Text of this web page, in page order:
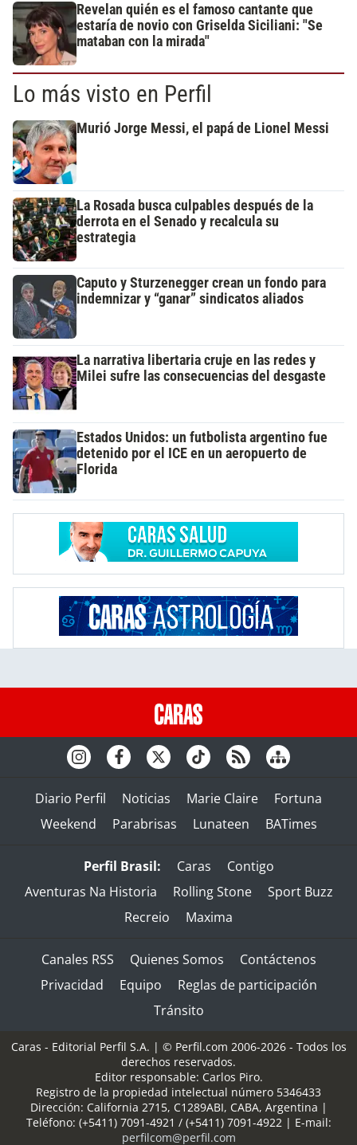
Revelan quién es el famoso cantante que
estaría de novio con Griselda Siciliani: "Se
mataban con la mirada"
Lo más visto en Perfil
Murió Jorge Messi, el papá de Lionel Messi
La Rosada busca culpables después de la
derrota en el Senado y recalcula su
estrategia
Caputo y Sturzenegger crean un fondo para
indemnizar y “ganar” sindicatos aliados
La narrativa libertaria cruje en las redes y
Milei sufre las consecuencias del desgaste
Estados Unidos: un futbolista argentino fue
detenido por el ICE en un aeropuerto de
Florida
Diario Perfil Noticias Marie Claire
Fortuna
Weekend
Parabrisas Lunateen BATimes
Perfil Brasil: Caras
Contigo
Aventuras Na Historia
Rolling Stone
Sport Buzz
Recreio
Maxima
Canales RSS Quienes Somos
Contáctenos
Privacidad
Equipo
Reglas de participación
Tránsito
Caras - Editorial Perfil S.A. | © Perfil.com 2006-2026 - Todos los
derechos reservados.
Editor responsable: Carlos Piro.
Registro de la propiedad intelectual número 5346433
Dirección: California 2715, C1289ABI, CABA, Argentina |
Teléfono: (+5411) 7091-4921 / (+5411) 7091-4922| E-mail:
perfilcom@perfil.com